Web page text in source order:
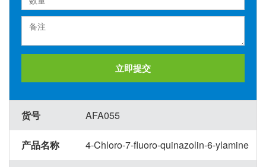
立即提交
货号 AFA055
产品名称 4-Chloro-7-fluoro-quinazolin-6-ylamine